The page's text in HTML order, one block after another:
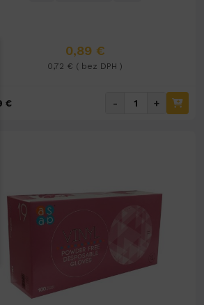
0,89 €
0,72 € ( bez DPH )
€ - +